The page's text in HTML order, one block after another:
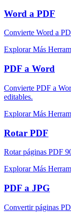
Word a PDF
Convierte Word a
Explorar Más
PDF a Word
Convierte PDF a
editables.
Explorar Más
Rotar PDF
Rotar páginas PDF
Explorar Más
PDF a JPG
Convertir páginas